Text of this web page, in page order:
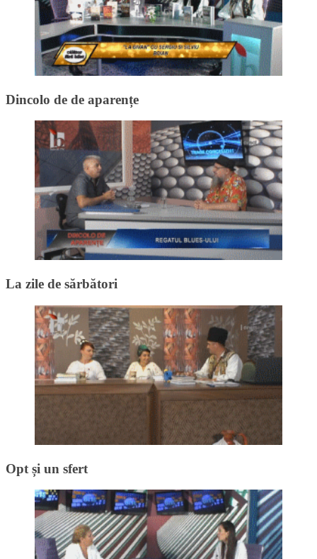
Dincolo de de aparențe
La zile de sărbători
Opt și un sfert